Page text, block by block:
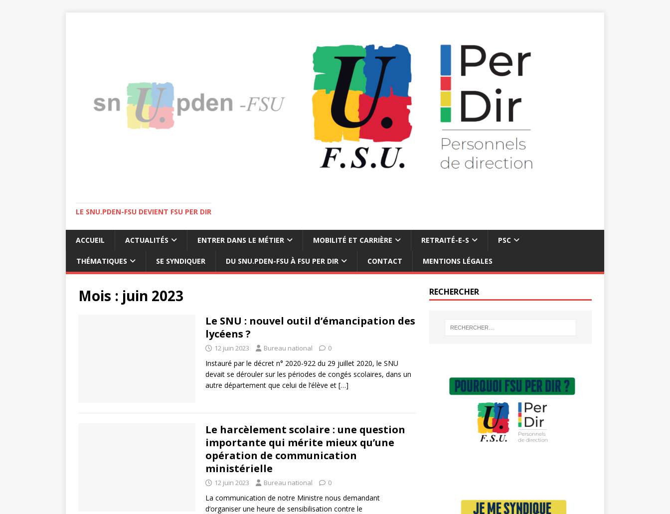
LE SNU.PDEN-FSU DEVIENT FSU PER DIR
ACCUEIL ACTUALITÉS ENTRER DANS LE MÉTIER MOBILITÉ ET CARRIÈRE RETRAITÉ-E-S PSC
THÉMATIQUES SE SYNDIQUER DU SNU.PDEN-FSU À FSU PER DIR CONTACT MENTIONS LÉGALES
Mois : juin 2023
Le SNU : nouvel outil d’émancipation des
lycéens ?
12 juin 2023 Bureau national 0
Instauré par le décret n° 2020-922 du 29 juillet 2020, le SNU
devait se dérouler sur les périodes de congés scolaires, dans un
autre département que celui de l’élève et […]
Le harcèlement scolaire : une question
importante qui mérite mieux qu’une
opération de communication
ministérielle
12 juin 2023 Bureau national 0
La communication de notre Ministre nous demandant
d’organiser une heure de sensibilisation contre le
RECHERCHER